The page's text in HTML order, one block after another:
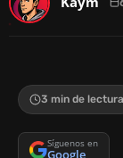
3 min de lectura
Síguenos en
Google